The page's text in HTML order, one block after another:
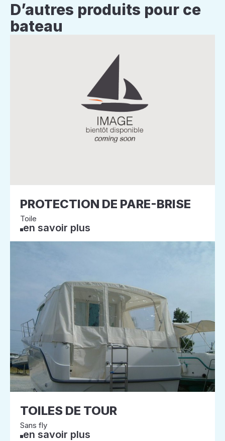
D’autres produits pour ce
bateau
PROTECTION DE PARE-BRISE
Toile
en savoir plus
TOILES DE TOUR
Sans fly
en savoir plus